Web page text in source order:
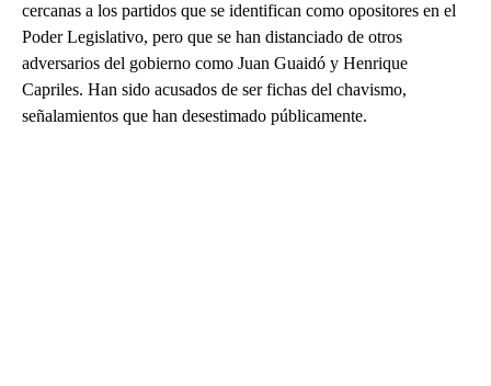
cercanas a los partidos que se identifican como opositores en el
Poder Legislativo, pero que se han distanciado de otros
adversarios del gobierno como Juan Guaidó y Henrique
Capriles. Han sido acusados de ser fichas del chavismo,
señalamientos que han desestimado públicamente.